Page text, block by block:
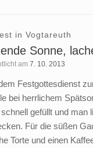
in Vogtareuth
Sonne,
am7. 10. 2013
Festgottesdienst
bei herrlichem
gefüllt und
Für die süßen
Torte und einen